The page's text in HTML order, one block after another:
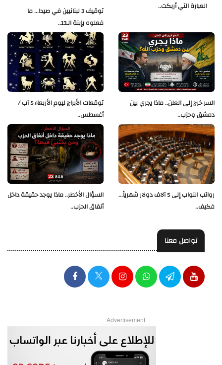
توقيف 3 لبنانيين في صيدا... ما
فعلوه بإبنة الـ13..
العبارة التي أربكت..
توقعات الأبراج ليوم الأربعاء 5 آب /
أغسطس..
السر خرج إلى العلن.. ماذا يجري بين
دمشق وحزب..
السؤال الأخطر.. ماذا يوجد حقيقة داخل
أنفاق الحزب..
رواتب النواب إلى 5 آلاف دولار شهرياً...
فكيف..
تواصل معنا
Advertisement